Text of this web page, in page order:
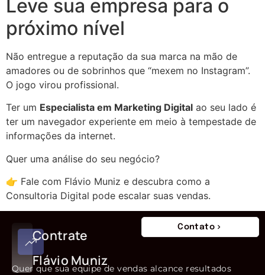
Leve sua empresa para o
próximo nível
Não entregue a reputação da sua marca na mão de
amadores ou de sobrinhos que “mexem no Instagram”.
O jogo virou profissional.
Ter um Especialista em Marketing Digital ao seu lado é
ter um navegador experiente em meio à tempestade de
informações da internet.
Quer uma análise do seu negócio?
👉 Fale com Flávio Muniz e descubra como a
Consultoria Digital pode escalar suas vendas.
Contrate
Flávio Muniz
Contato
Quer que sua equipe de vendas alcance resultados